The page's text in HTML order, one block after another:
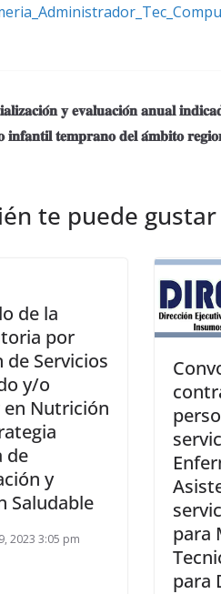
𝐲 𝐞𝐯𝐚𝐥𝐮𝐚𝐜𝐢𝐨́𝐧 𝐚𝐧𝐮𝐚𝐥
𝐢𝐧𝐟𝐚𝐧𝐭𝐢𝐥 𝐭𝐞𝐦𝐩𝐫𝐚𝐧𝐨 𝐝𝐞𝐥 𝐚́𝐦𝐛𝐢𝐭𝐨
te puede gustar
de la
por
de Servicios
y/o
Nutrición
de
y
Saludable
2023 3:05 pm
para
para